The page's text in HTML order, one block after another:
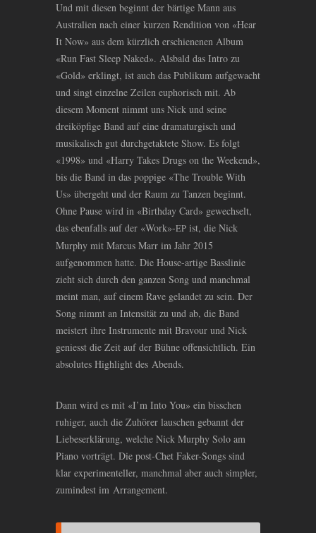
Und mit diesen beginnt der bärtige Mann aus
Australien nach einer kurzen Rendition von «Hear
It Now» aus dem kürzlich erschienenen Album
«Run Fast Sleep Naked». Alsbald das Intro zu
«Gold» erklingt, ist auch das Publikum aufgewacht
und singt einzelne Zeilen euphorisch mit. Ab
diesem Moment nimmt uns Nick und seine
dreiköpfige Band auf eine dramaturgisch und
musikalisch gut durchgetaktete Show. Es folgt
«1998» und «Harry Takes Drugs on the Weekend»,
bis die Band in das poppige «The Trouble With
Us» übergeht und der Raum zu Tanzen beginnt.
Ohne Pause wird in «Birthday Card» gewechselt,
das ebenfalls auf der «Work»-EP ist, die Nick
Murphy mit Marcus Marr im Jahr 2015
aufgenommen hatte. Die House-artige Basslinie
zieht sich durch den ganzen Song und manchmal
meint man, auf einem Rave gelandet zu sein. Der
Song nimmt an Intensität zu und ab, die Band
meistert ihre Instrumente mit Bravour und Nick
geniesst die Zeit auf der Bühne offensichtlich. Ein
absolutes Highlight des Abends.
Dann wird es mit «I’m Into You» ein bisschen
ruhiger, auch die Zuhörer lauschen gebannt der
Liebeserklärung, welche Nick Murphy Solo am
Piano vorträgt. Die post-Chet Faker-Songs sind
klar experimenteller, manchmal aber auch simpler,
zumindest im Arrangement.